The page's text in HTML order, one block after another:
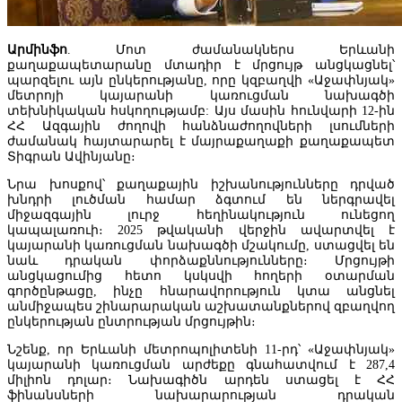
Ռուսաստանից Հայաստան Ադրբեջանի միջոցով իրականացվել է
մեկ տարանցիկ բեռ։
Արմինֆո . Մոտ ժամանակներս Երևանի
քաղաքապետարանը մտադիր է մրցույթ անցկացնել՝
պարզելու այն ընկերությանը, որը կզբաղվի «Աջափնյակ»
մետրոյի կայարանի կառուցման նախագծի
տեխնիկական հսկողությամբ: Այս մասին հունվարի 12-ին
ՀՀ Ազգային ժողովի հանձնաժողովների լսումների
ժամանակ հայտարարել է մայրաքաղաքի քաղաքապետ
Տիգրան Ավինյանը։
Նրա խոսքով՝ քաղաքային իշխանությունները դրված
խնդրի լուծման համար ձգտում են ներգրավել
միջազգային լուրջ հեղինակություն ունեցող
կապալառուի։ 2025 թվականի վերջին ավարտվել է
կայարանի կառուցման նախագծի մշակումը, ստացվել են
նաև դրական փորձաքննությունները։ Մրցույթի
անցկացումից հետո կսկսվի հողերի օտարման
գործընթացը, ինչը հնարավորություն կտա անցնել
անմիջապես շինարարական աշխատանքներով զբաղվող
ընկերության ընտրության մրցույթին։
Նշենք, որ Երևանի մետրոպոլիտենի 11-րդ՝ «Աջափնյակ»
կայարանի կառուցման արժեքը գնահատվում է 287,4
միլիոն դոլար։ Նախագիծն արդեն ստացել է ՀՀ
ֆինանսների նախարարության դրական